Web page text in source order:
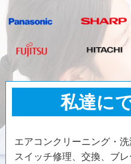
私達に
エアコンクリーニング・
スイッチ修理、交換、ブ